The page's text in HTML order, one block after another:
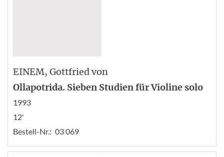
EINEM, Gottfried von
Ollapotrida. Sieben Studien für Violine solo
1993
12'
Bestell-Nr.: 03 069